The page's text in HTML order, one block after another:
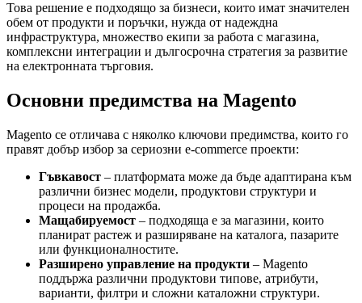
Това решение е подходящо за бизнеси, които имат значителен
обем от продукти и поръчки, нужда от надеждна
инфраструктура, множество екипи за работа с магазина,
комплексни интеграции и дългосрочна стратегия за развитие
на електронната търговия.
Основни предимства на Magento
Magento се отличава с няколко ключови предимства, които го
правят добър избор за сериозни e-commerce проекти:
Гъвкавост – платформата може да бъде адаптирана към
различни бизнес модели, продуктови структури и
процеси на продажба.
Мащабируемост – подходяща е за магазини, които
планират растеж и разширяване на каталога, пазарите
или функционалностите.
Разширено управление на продукти – Magento
поддържа различни продуктови типове, атрибути,
варианти, филтри и сложни каталожни структури.